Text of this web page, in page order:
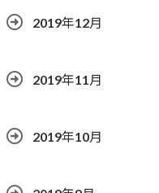
2019年12月
2019年11月
2019年10月